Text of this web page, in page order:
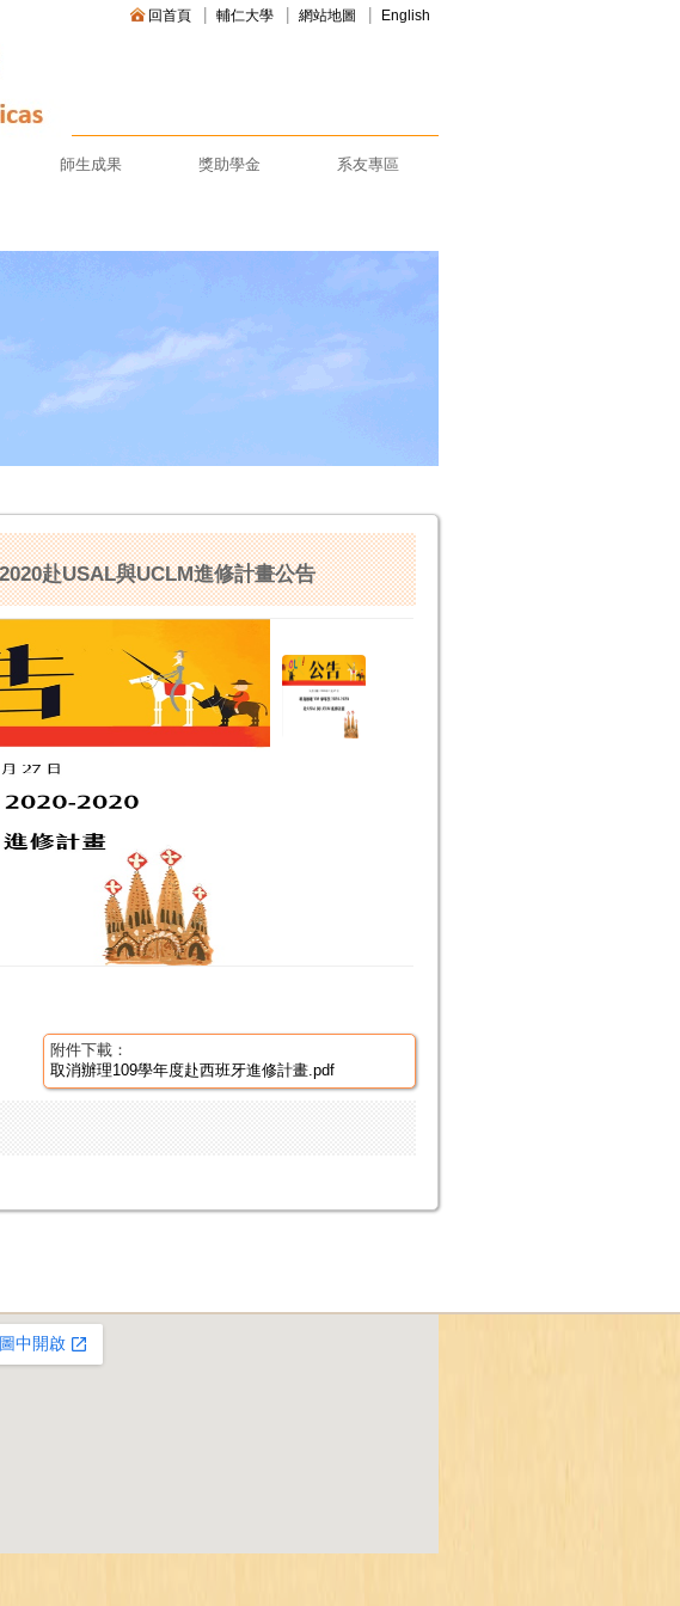
回首頁 輔仁大學 網站地圖 English
師生成果 獎助學金 系友專區
赴USAL與UCLM進修計畫公告
附件下載：
取消辦理109學年度赴西班牙進修計畫.pdf